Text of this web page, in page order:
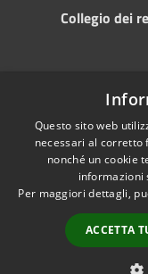
Collegio dei
Accessibility
Privacy
Cookie
Sitemap
Questo sito web
necessari al corretto
nonché un cookie
informazioni
Per maggiori dettagli,
ACCETTA